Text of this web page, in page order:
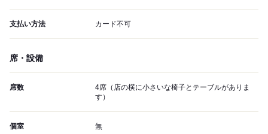
支払い方法 カード不可
席・設備
席数
4席（店の横に小さいな椅子とテーブルがありま
す）
個室 無